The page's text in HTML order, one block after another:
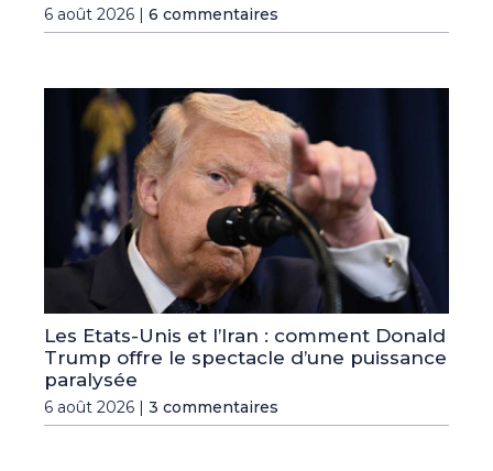
6 août 2026 | 6 commentaires
Les Etats-Unis et l’Iran : comment Donald
Trump offre le spectacle d’une puissance
paralysée
6 août 2026 | 3 commentaires